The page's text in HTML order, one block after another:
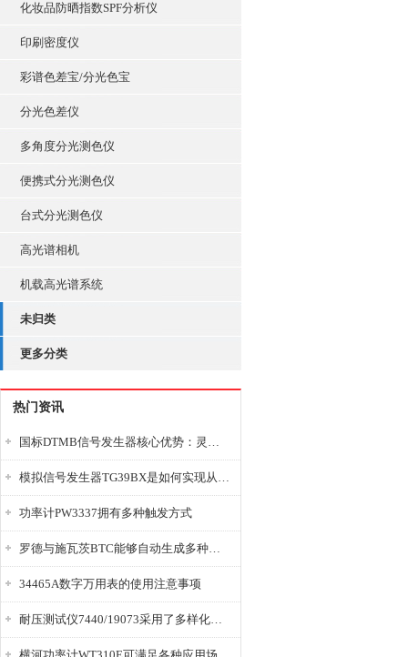
化妆品防晒指数SPF分析仪
印刷密度仪
彩谱色差宝/分光色宝
分光色差仪
多角度分光测色仪
便携式分光测色仪
台式分光测色仪
高光谱相机
机载高光谱系统
未归类
更多分类
热门资讯
国标DTMB信号发生器核心优势：灵活性与准确性的结合
模拟信号发生器TG39BX是如何实现从直流到交流的波形转换?
功率计PW3337拥有多种触发方式
罗德与施瓦茨BTC能够自动生成多种音视频信号
34465A数字万用表的使用注意事项
耐压测试仪7440/19073采用了多样化的功能设计